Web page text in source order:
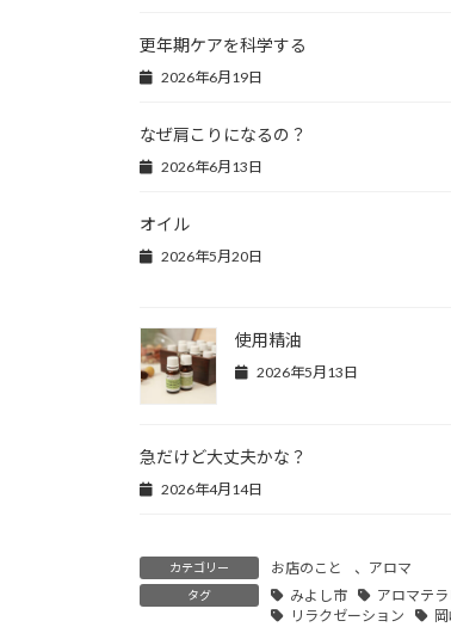
更年期ケアを科学する
2026年6月19日
なぜ肩こりになるの？
2026年6月13日
オイル
2026年5月20日
使用精油
2026年5月13日
急だけど大丈夫かな？
2026年4月14日
カテゴリー お店のこと 、 アロマ
タグ みよし市 アロマテ
リラクゼーション